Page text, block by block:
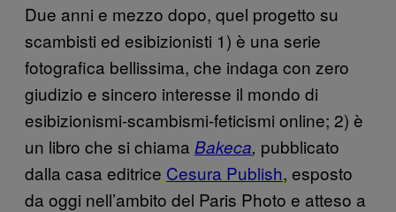
Due anni e mezzo dopo, quel progetto su
scambisti ed esibizionisti 1) è una serie
fotografica bellissima, che indaga con zero
giudizio e sincero interesse il mondo di
esibizionismi-scambismi-feticismi online; 2) è
un libro che si chiama Bakeca, pubblicato
dalla casa editrice Cesura Publish, esposto
da oggi nell’ambito del Paris Photo e atteso a